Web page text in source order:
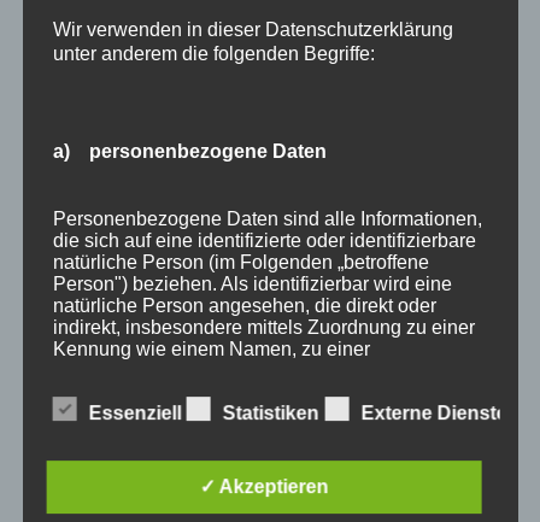
Stichworte
allgäu allgäuer alpen alpen angebot Auszeit
bayern bergbahnen berge event
freie Ferienwohnungen frühling gäste gästehaus
gästeservice haus partale herbst herbsturlaub
Lastminute März natur
Wir verwenden in dieser Datenschutzerklärung
unter anderem die folgenden Begriffe:
a) personenbezogene Daten
Personenbezogene Daten sind alle Informationen,
die sich auf eine identifizierte oder identifizierbare
natürliche Person (im Folgenden „betroffene
Person") beziehen. Als identifizierbar wird eine
natürliche Person angesehen, die direkt oder
indirekt, insbesondere mittels Zuordnung zu einer
Kennung wie einem Namen, zu einer
Kennung oder zu einem oder mehreren
besonderen Merkmalen, die Ausdruck der
psychischen, wirtschaftlichen, kulturellen oder
sozialen Identität dieser natürlichen Person sind,
identifiziert werden kann.
Essenziell Statistiken Externe Dienste
✓ Akzeptieren